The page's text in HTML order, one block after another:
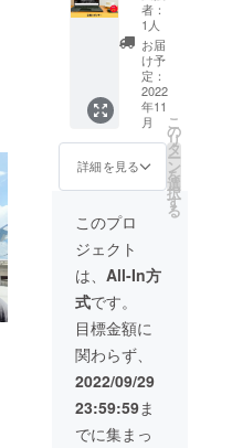
デュラ
糸と再
生PET
のリサ
イクル
糸を使
用して
いる
力で環
境に優
品で
す。
コット
ンキャ
ンバス
に比べ
ると軽
量であ
り、ま
たテフ
ロン加
工を施
すこと
ブリッ
クの特
性であ
る摩
耗、引
き裂
き、擦
り切れ
る強さ
を備え
す。ま
たこの
素材(エ
コメイ
ンバ
ス）は
コー
デュラ
糸と再
生PET
のリサ
イクル
ト1。
対象:
オール
ジェン
ダー。
環境に
優しい
素材と
技術
CORDU
用。
URAタ
グ付)
デュラ
は高機
能ファ
ブリッ
クの特
る摩
耗、引
トップ
ハンド
ルと取
外し可
能で長
さ調節
が可能
なナイ
ロンの
ライニ
バッグ
です。
しっか
り安定
の底板
を配し
ていま
す。内
ポケッ
ト1。
対象:
オール
ジェン
スポン
サーに
なれる
権利で
す。 ​
lilmost
のHPに
企業ス
ポン
サーと
して企
業名、
企業の
ホーム
ページ
のリン
クを掲
載させ
ていた
だきま
す。 あ
なたの
企業名
を​
者：
1人
お届
け予
定：
2022
年11
月
詳細を見る
こ
の
リ
タ
ー
ン
を
選
択
す
る
このプロ
ジェクト
は、 All-In方
式です。
目標金額に
関わらず、
2022/09/29
23:59:59ま
でに集まっ